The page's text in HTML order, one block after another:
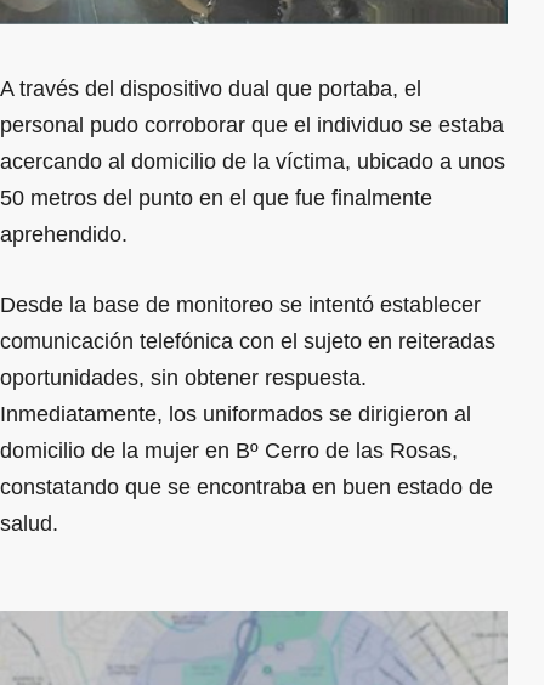
A través del dispositivo dual que portaba, el
personal pudo corroborar que el individuo se estaba
acercando al domicilio de la víctima, ubicado a unos
50 metros del punto en el que fue finalmente
aprehendido.
Desde la base de monitoreo se intentó establecer
comunicación telefónica con el sujeto en reiteradas
oportunidades, sin obtener respuesta.
Inmediatamente, los uniformados se dirigieron al
domicilio de la mujer en Bº Cerro de las Rosas,
constatando que se encontraba en buen estado de
salud.